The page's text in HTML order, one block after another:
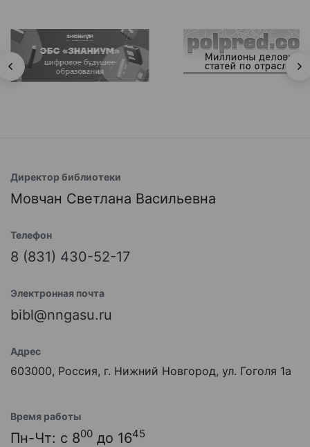
Директор библиотеки
Мовчан Светлана Васильевна
Телефон
8 (831) 430-52-17
Электронная почта
bibl@nngasu.ru
Адрес
603000, Россия, г. Нижний Новгород, ул. Гоголя 1а
Время работы
Пн-Чт: с 800 до 1645